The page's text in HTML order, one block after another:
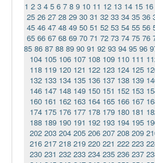
Ермаковополе.рф
1 2 3 4 5 6 7 8 9 10 11 12 13 14 15 16
25 26 27 28 29 30 31 32 33 34 35 36
45 46 47 48 49 50 51 52 53 54 55 56
65 66 67 68 69 70 71 72 73 74 75 76
85 86 87 88 89 90 91 92 93 94 95 96
104 105 106 107 108 109 110 111
118 119 120 121 122 123 124 125
132 133 134 135 136 137 138 139
146 147 148 149 150 151 152 153
160 161 162 163 164 165 166 167
174 175 176 177 178 179 180 181
188 189 190 191 192 193 194 195
202 203 204 205 206 207 208 209
216 217 218 219 220 221 222 223
230 231 232 233 234 235 236 237